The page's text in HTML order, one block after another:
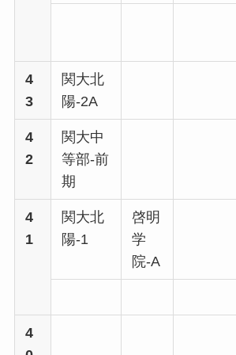
4
3
関大北
陽-2A
4
2
関大中
等部-前
期
4
1
関大北
陽-1
啓明
学
院-A
4